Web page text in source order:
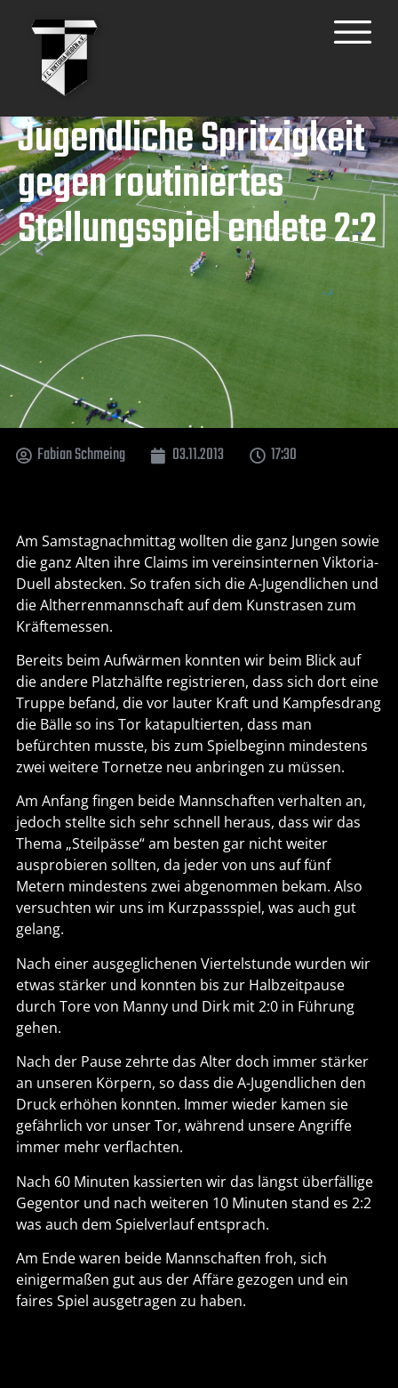
Jugendliche Spritzigkeit
gegen routiniertes
Stellungsspiel endete 2:2
Fabian Schmeing 03.11.2013 17:30
Am Samstagnachmittag wollten die ganz Jungen sowie
die ganz Alten ihre Claims im vereinsinternen Viktoria-
Duell abstecken. So trafen sich die A-Jugendlichen und
die Altherrenmannschaft auf dem Kunstrasen zum
Kräftemessen.
Bereits beim Aufwärmen konnten wir beim Blick auf
die andere Platzhälfte registrieren, dass sich dort eine
Truppe befand, die vor lauter Kraft und Kampfesdrang
die Bälle so ins Tor katapultierten, dass man
befürchten musste, bis zum Spielbeginn mindestens
zwei weitere Tornetze neu anbringen zu müssen.
Am Anfang fingen beide Mannschaften verhalten an,
jedoch stellte sich sehr schnell heraus, dass wir das
Thema „Steilpässe“ am besten gar nicht weiter
ausprobieren sollten, da jeder von uns auf fünf
Metern mindestens zwei abgenommen bekam. Also
versuchten wir uns im Kurzpassspiel, was auch gut
gelang.
Nach einer ausgeglichenen Viertelstunde wurden wir
etwas stärker und konnten bis zur Halbzeitpause
durch Tore von Manny und Dirk mit 2:0 in Führung
gehen.
Nach der Pause zehrte das Alter doch immer stärker
an unseren Körpern, so dass die A-Jugendlichen den
Druck erhöhen konnten. Immer wieder kamen sie
gefährlich vor unser Tor, während unsere Angriffe
immer mehr verflachten.
Nach 60 Minuten kassierten wir das längst überfällige
Gegentor und nach weiteren 10 Minuten stand es 2:2
was auch dem Spielverlauf entsprach.
Am Ende waren beide Mannschaften froh, sich
einigermaßen gut aus der Affäre gezogen und ein
faires Spiel ausgetragen zu haben.